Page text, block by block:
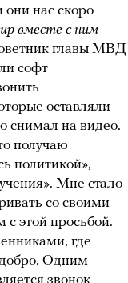
они нас скоро
вместе с ним
главы МВД
софт
оставляли
снимал на видео.
получаю
политикой»,
Мне стало
со своими
этой просьбой.
где
Одним